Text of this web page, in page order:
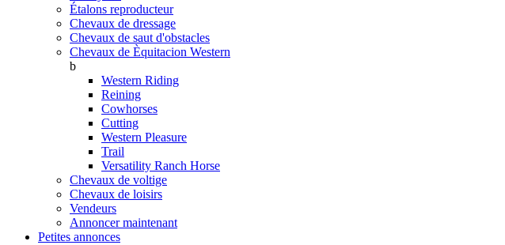
Étalons reproducteur
Chevaux de dressage
Chevaux de saut d'obstacles
Chevaux de Èquitacion Western
b
Western Riding
Reining
Cowhorses
Cutting
Western Pleasure
Trail
Versatility Ranch Horse
Chevaux de voltige
Chevaux de loisirs
Vendeurs
Annoncer maintenant
Petites annonces